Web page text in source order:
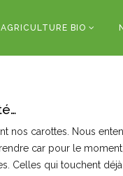
BIO
nos carottes. Nous
car pour le
Celles qui touchent